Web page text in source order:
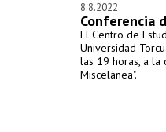
8.8.2022
Conferencia
El Centro de
Universidad
las 19 horas, a la
Miscelánea".